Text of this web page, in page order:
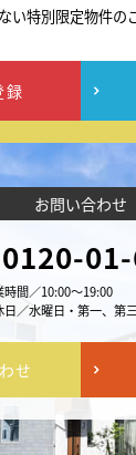
い特別限定物件の
録
お問い合わせ
0120-
時間／10:00～19:00
日／水曜日・第一、第
せ